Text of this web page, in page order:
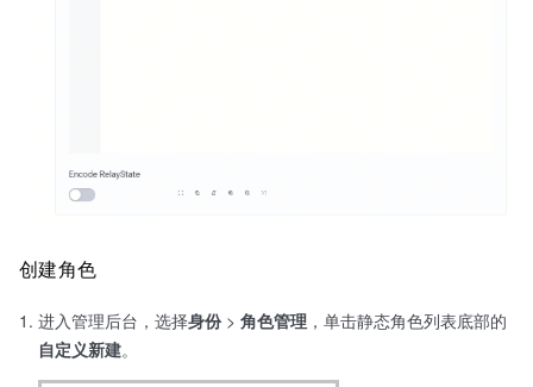
创建角色
进入管理后台，选择身份> 角色管理 ，单击静态角色列表底部的
自定义新建。